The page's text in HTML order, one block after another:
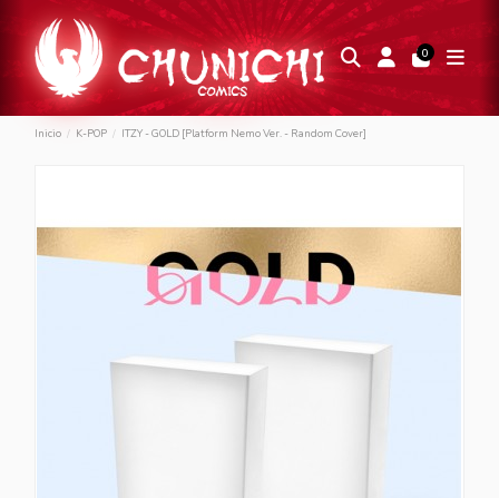
0
Inicio K-POP ITZY - GOLD [Platform Nemo Ver. - Random Cover]